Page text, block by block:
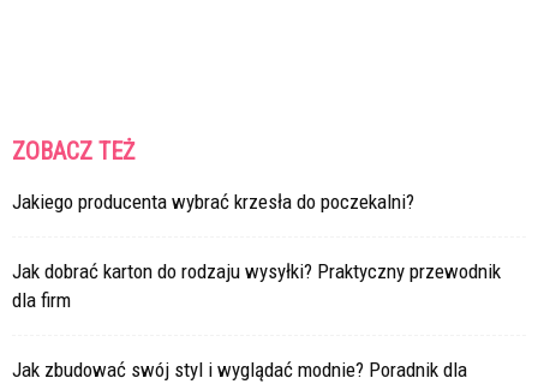
ZOBACZ TEŻ
Jakiego producenta wybrać krzesła do poczekalni?
Jak dobrać karton do rodzaju wysyłki? Praktyczny przewodnik
dla firm
Jak zbudować swój styl i wyglądać modnie? Poradnik dla